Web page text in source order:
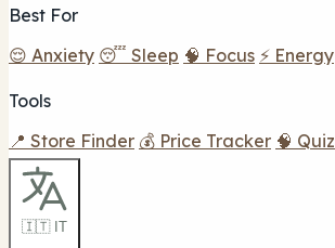
Best For
😌 Anxiety 😴 Sleep 🧠 Focus ⚡ Energy
Tools
📍 Store Finder 💰 Price Tracker 🧠 Quiz
🇮🇹 IT